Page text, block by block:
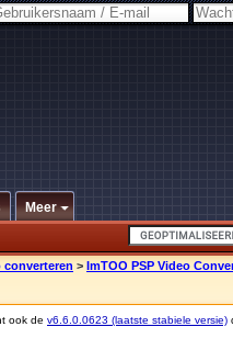
Meer
converteren > ImTOO PSP Video
ook de v6.6.0.0623 (laatste stabiele versie)